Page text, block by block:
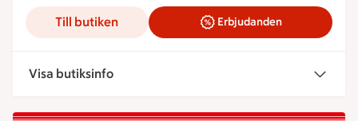
Till butiken Erbjudanden
Visa butiksinfo